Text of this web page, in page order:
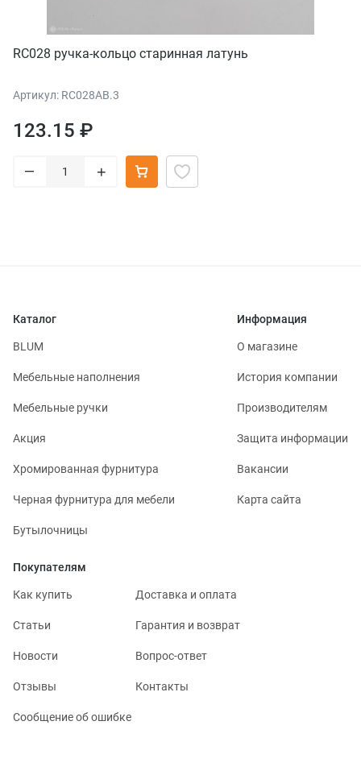
RC028 ручка-кольцо старинная латунь
Артикул: RC028AB.3
123.15 ₽
– +
Каталог
BLUM
Мебельные наполнения
Мебельные ручки
Акция
Хромированная фурнитура
Черная фурнитура для мебели
Бутылочницы
Информация
О магазине
История компании
Производителям
Защита информации
Вакансии
Карта сайта
Покупателям
Как купить Доставка и оплата
Статьи Гарантия и возврат
Новости Вопрос-ответ
Отзывы Контакты
Сообщение об ошибке